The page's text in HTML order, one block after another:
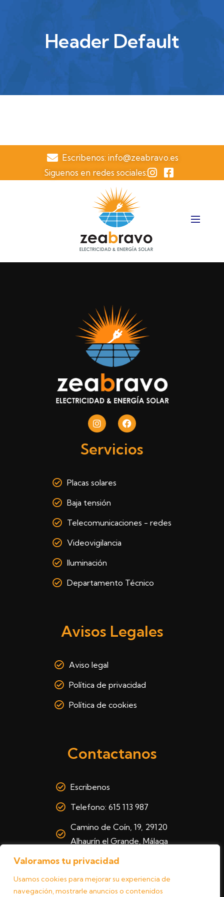
Valoramos tu privacidad
Usamos cookies para mejorar su experiencia de
navegación, mostrarle anuncios o contenidos
Header Default
Escribenos: info@zeabravo.es
Siguenos en redes sociales:
Servicios
Placas solares
Baja tensión
Telecomunicaciones - redes
Videovigilancia
Iluminación
Departamento Técnico
Avisos Legales
Aviso legal
Política de privacidad
Política de cookies
Contactanos
Escribenos
Telefono: 615 113 987
Camino de Coín, 19, 29120
Alhaurín el Grande, Málaga